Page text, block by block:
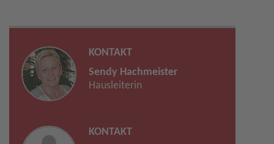
KONTAKT
Sendy Hachmeister
Hausleiterin
KONTAKT